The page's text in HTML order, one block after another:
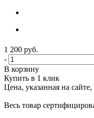
1 200 руб.
-
В корзину
Купить в 1 клик
Цена, указанная на
Весь товар